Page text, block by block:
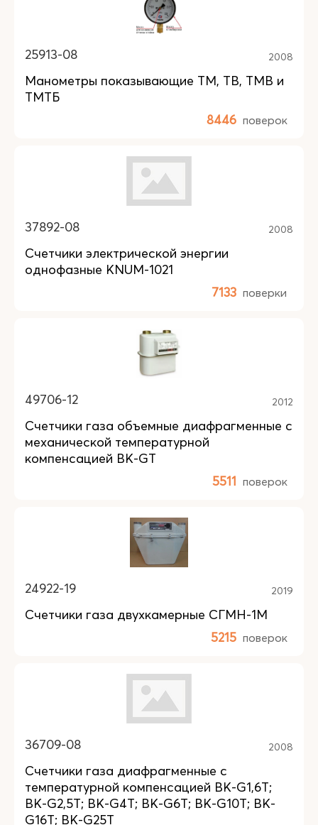
25913-08 2008
Манометры показывающие ТМ, ТВ, ТМВ и
ТМТБ
8446 поверок
37892-08 2008
Счетчики электрической энергии
однофазные KNUM-1021
7133 поверки
49706-12 2012
Счетчики газа объемные диафрагменные с
механической температурной
компенсацией ВК-GT
5511 поверок
24922-19 2019
Счетчики газа двухкамерные СГМН-1М
5215 поверок
36709-08 2008
Счетчики газа диафрагменные с
температурной компенсацией BK-G1,6T;
BK-G2,5T; BK-G4T; BK-G6T; BK-G10T; BK-
G16T; BK-G25T